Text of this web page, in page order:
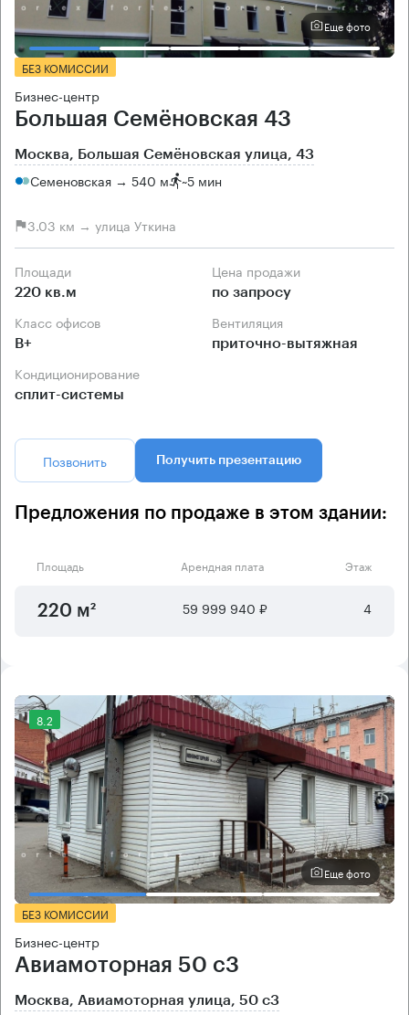
Еще фото
БЕЗ КОМИССИИ
Бизнес-центр
Большая Семёновская 43
Москва, Большая Семёновская улица, 43
Семеновская → 540 м ~5 мин
3.03 км → улица Уткина
Площади
220 кв.м
Цена продажи
по запросу
Класс офисов
B+
Вентиляция
приточно-вытяжная
Кондиционирование
сплит-системы
Позвонить Получить презентацию
Предложения по продаже в этом здании:
Площадь Арендная плата Этаж
220 м² 59 999 940 ₽ 4
8.2
Еще фото
БЕЗ КОМИССИИ
Бизнес-центр
Авиамоторная 50 с3
Москва, Авиамоторная улица, 50 с3